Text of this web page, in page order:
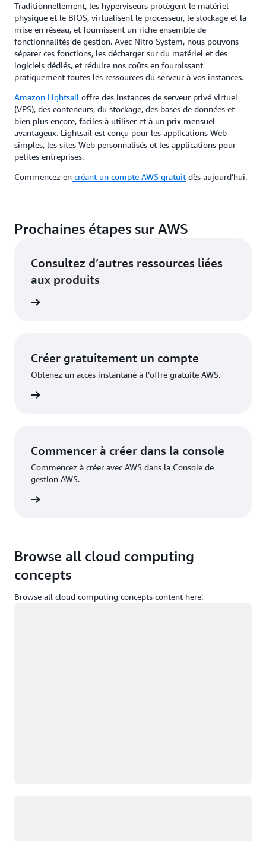
Traditionnellement, les hyperviseurs protègent le matériel
physique et le BIOS, virtualisent le processeur, le stockage et la
mise en réseau, et fournissent un riche ensemble de
fonctionnalités de gestion. Avec Nitro System, nous pouvons
séparer ces fonctions, les décharger sur du matériel et des
logiciels dédiés, et réduire nos coûts en fournissant
pratiquement toutes les ressources du serveur à vos instances.
Amazon Lightsail offre des instances de serveur privé virtuel
(VPS), des conteneurs, du stockage, des bases de données et
bien plus encore, faciles à utiliser et à un prix mensuel
avantageux. Lightsail est conçu pour les applications Web
simples, les sites Web personnalisés et les applications pour
petites entreprises.
Commencez en créant un compte AWS gratuit dès aujourd’hui.
Prochaines étapes sur AWS
Consultez d’autres ressources liées
aux produits
Créer gratuitement un compte
Obtenez un accès instantané à l’offre gratuite AWS.
Commencer à créer dans la console
Commencez à créer avec AWS dans la Console de
gestion AWS.
Browse all cloud computing
concepts
Browse all cloud computing concepts content here: